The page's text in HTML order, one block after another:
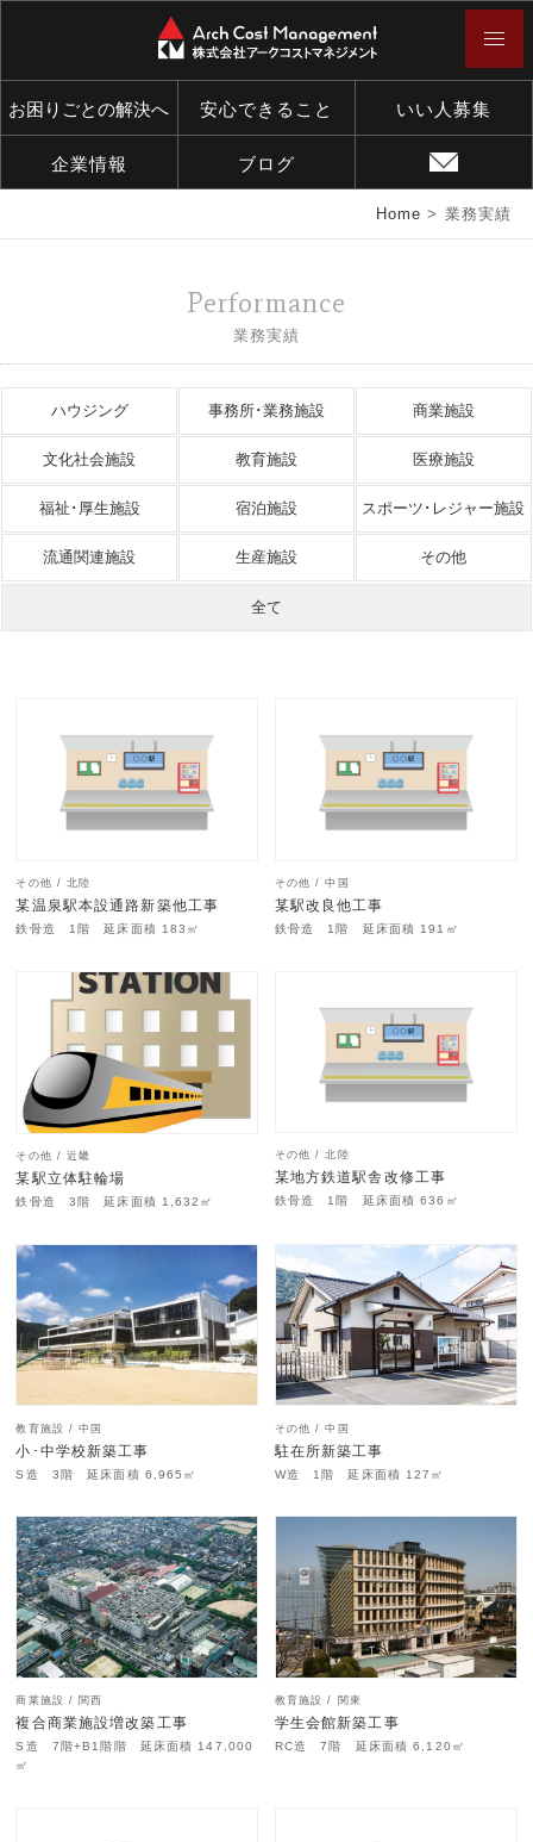
お困りごとの解決へ 安心できること いい人募集
企業情報 ブログ
Home > 業務実績
Performance
業務実績
ハウジング 事務所･業務施設 商業施設
文化社会施設 教育施設 医療施設
福祉･厚生施設 宿泊施設 スポーツ･レジャー施設
流通関連施設 生産施設 その他
全て
その他 / 北陸
某温泉駅本設通路新築他工事
鉄骨造 1階 延床面積 183㎡
その他 / 中国
某駅改良他工事
鉄骨造 1階 延床面積 191㎡
その他 / 近畿
某駅立体駐輪場
鉄骨造 3階 延床面積 1,632㎡
その他 / 北陸
某地方鉄道駅舎改修工事
鉄骨造 1階 延床面積 636㎡
教育施設 / 中国
小･中学校新築工事
S造 3階 延床面積 6,965㎡
その他 / 中国
駐在所新築工事
W造 1階 延床面積 127㎡
商業施設 / 関西
複合商業施設増改築工事
S造 7階+B1階階 延床面積 147,000
㎡
教育施設 / 関東
学生会館新築工事
RC造 7階 延床面積 6,120㎡